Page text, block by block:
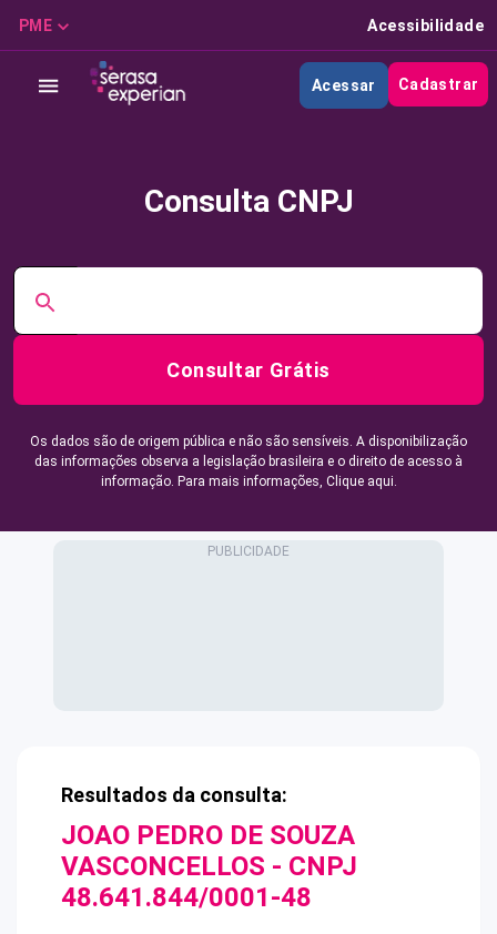
PME Acessibilidade
Acessar Cadastrar
Consulta CNPJ
Consultar Grátis
Os dados são de origem pública e não são sensíveis. A disponibilização
das informações observa a legislação brasileira e o direito de acesso à
informação. Para mais informações, Clique aqui.
Resultados da consulta:
JOAO PEDRO DE SOUZA
VASCONCELLOS - CNPJ
48.641.844/0001-48